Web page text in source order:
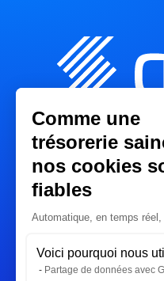
Comme une
trésorerie
nos cookies
fiables
Automatique, en temps
Voici pourquoi nous
Partage de données avec
Solutions
BI & Reporting
Ventes
Trésorerie